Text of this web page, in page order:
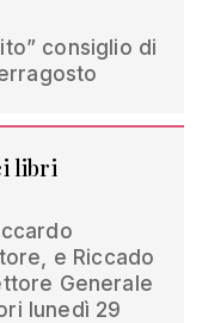
consiglio di
libri
e Riccado
Generale
lunedì 29